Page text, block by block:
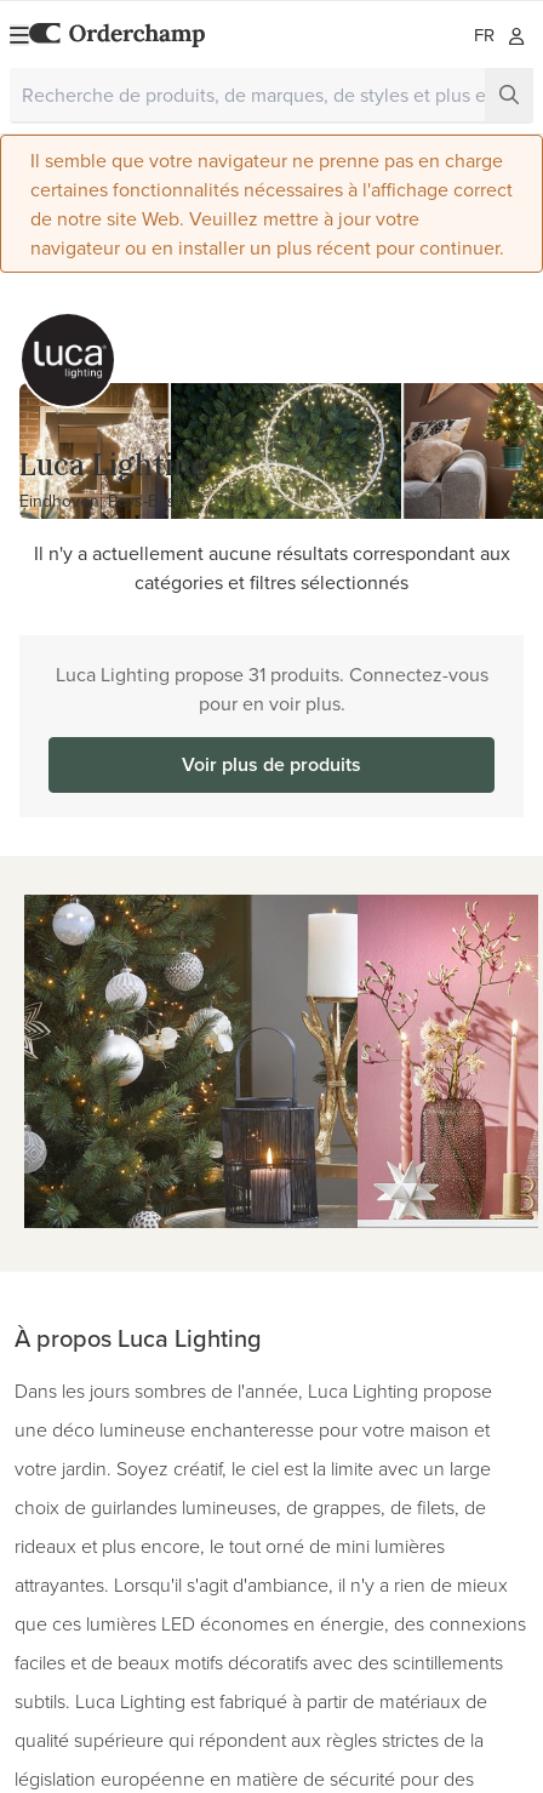
FR
Il semble que votre navigateur ne prenne pas en charge
certaines fonctionnalités nécessaires à l'affichage correct
de notre site Web. Veuillez mettre à jour votre
navigateur ou en installer un plus récent pour continuer.
Luca Lighting
Eindhoven, Pays-Bas
Il n'y a actuellement aucune résultats correspondant aux
catégories et filtres sélectionnés
Luca Lighting propose 31 produits. Connectez-vous
pour en voir plus.
Voir plus de produits
À propos Luca Lighting
Dans les jours sombres de l'année, Luca Lighting propose
une déco lumineuse enchanteresse pour votre maison et
votre jardin. Soyez créatif, le ciel est la limite avec un large
choix de guirlandes lumineuses, de grappes, de filets, de
rideaux et plus encore, le tout orné de mini lumières
attrayantes. Lorsqu'il s'agit d'ambiance, il n'y a rien de mieux
que ces lumières LED économes en énergie, des connexions
faciles et de beaux motifs décoratifs avec des scintillements
subtils. Luca Lighting est fabriqué à partir de matériaux de
qualité supérieure qui répondent aux règles strictes de la
législation européenne en matière de sécurité pour des